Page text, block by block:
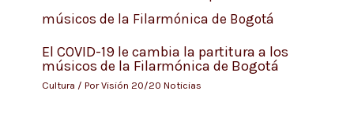
El COVID-19 le cambia la partitura a los
músicos de la Filarmónica de Bogotá
Cultura / PorVisión 20/20 Noticias